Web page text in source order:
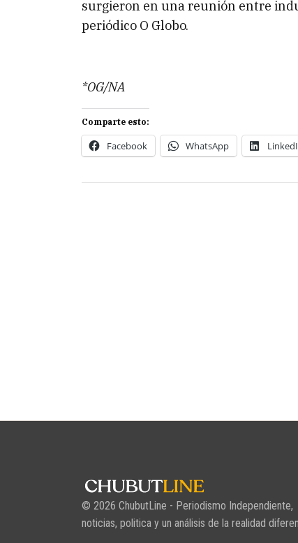
surgieron en una reunión entre
periódico O Globo.
*OG/NA
Comparte esto:
Facebook WhatsApp
© 2026 ChubutLine - Periodismo Independiente,
noticias, politica y un análisis de la realidad